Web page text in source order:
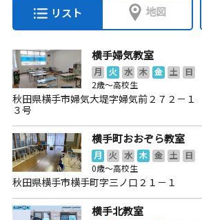
リスト 地図
横手婦気教室
月 火 水 木 金 土
日
2歳～高校生
秋田県横手市婦気大堤字婦気前２７２－
３号
横手町おおぞら教室
月 火 水 木 金 土
日
0歳～高校生
秋田県横手市横手町字三ノ口２１－１
横手北教室